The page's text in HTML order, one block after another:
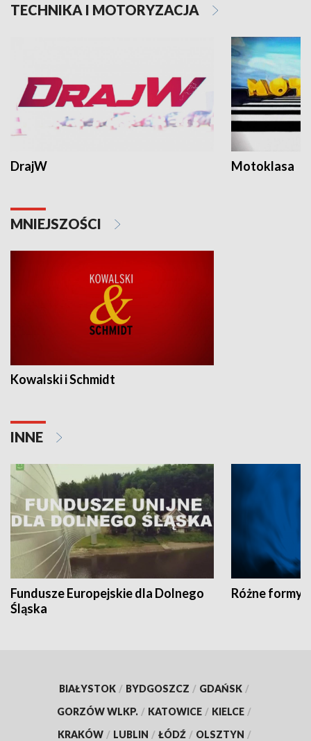
TECHNIKA I MOTORYZACJA
DrajW Motoklasa
MNIEJSZOŚCI
Kowalski i Schmidt
INNE
Fundusze Europejskie dla Dolnego
Śląska
Różne formy
BIAŁYSTOK / BYDGOSZCZ / GDAŃSK /
GORZÓW WLKP. / KATOWICE / KIELCE /
KRAKÓW / LUBLIN / ŁÓDŹ / OLSZTYN /